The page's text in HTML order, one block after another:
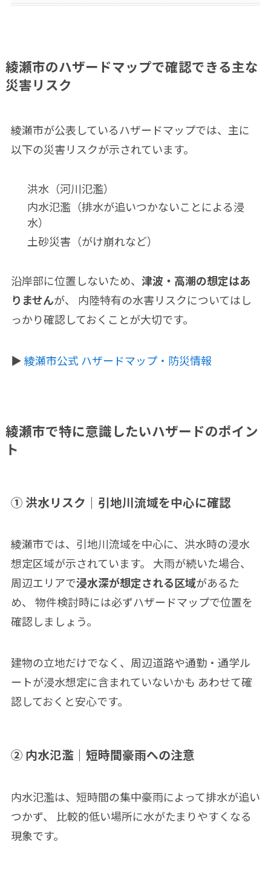
綾瀬市のハザードマップで確認できる主な
災害リスク
綾瀬市が公表しているハザードマップでは、主に
以下の災害リスクが示されています。
洪水（河川氾濫）
内水氾濫（排水が追いつかないことによる浸
水）
土砂災害（がけ崩れなど）
沿岸部に位置しないため、 津波・高潮の想定はあ
りませんが、 内陸特有の水害リスクについてはし
っかり確認しておくことが大切です。
▶綾瀬市公式 ハザードマップ・防災情報
綾瀬市で特に意識したいハザードのポイン
ト
① 洪水リスク｜引地川流域を中心に確認
綾瀬市では、引地川流域を中心に、洪水時の浸水
想定区域が示されています。 大雨が続いた場合、
周辺エリアで浸水深が想定される区域があるた
め、 物件検討時には必ずハザードマップで位置を
確認しましょう。
建物の立地だけでなく、周辺道路や通勤・通学ル
ートが浸水想定に含まれていないかも あわせて確
認しておくと安心です。
② 内水氾濫｜短時間豪雨への注意
内水氾濫は、短時間の集中豪雨によって排水が追い
つかず、 比較的低い場所に水がたまりやすくなる
現象です。